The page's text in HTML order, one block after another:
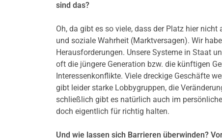
sind das?
Oh, da gibt es so viele, dass der Platz hier
und soziale Wahrheit (Marktversagen). Wir
Herausforderungen. Unsere Systeme in Staat
oft die jüngere Generation bzw. die künftigen
Interessenkonflikte. Viele dreckige Geschäfte
gibt leider starke Lobbygruppen, die
schließlich gibt es natürlich auch im
doch eigentlich für richtig halten.
Und wie lassen sich Barrieren überwinden?